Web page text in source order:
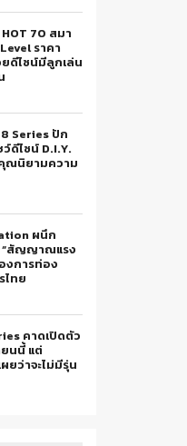
70 สมา
ราคา
ดีไซน์มีลูกเล่น
8 Series ปัก
ดีไซน์ D.I.Y.
ณนิยามความ
ผนึก
“สัญญาณแรง
งการท่อง
ไทย
คาดเปิดตัว
นนี้ แต่
ยว่าจะไม่มีรุ่น